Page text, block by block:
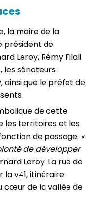
la maire de la
président de
Leroy, Rémy Filali
les sénateurs
ainsi que le préfet de
de cette
les territoires et les
de passage. «
de développer
Leroy. La rue de
la v41, itinéraire
cœur de la vallée de